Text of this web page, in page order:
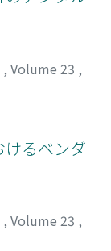
, Volume 23 ,
るベンダ
, Volume 23 ,